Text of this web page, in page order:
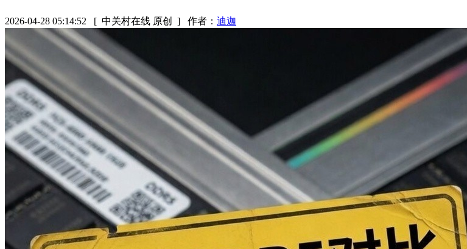
2026-04-28 05:14:52 [ 中关村在线 原创 ] 作者： 迪迦